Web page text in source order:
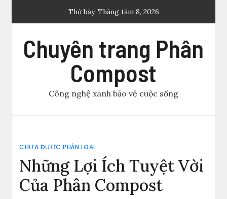
Thứ bảy, Tháng tám 8, 2026
Chuyên trang Phân
Compost
Công nghệ xanh bảo vệ cuộc sống
CHƯA ĐƯỢC PHÂN LOẠI
Những Lợi Ích Tuyệt Vời
Của Phân Compost